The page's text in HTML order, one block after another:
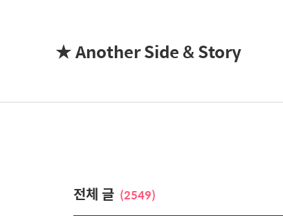
★ Another Side & Story
전체 글 (2549)